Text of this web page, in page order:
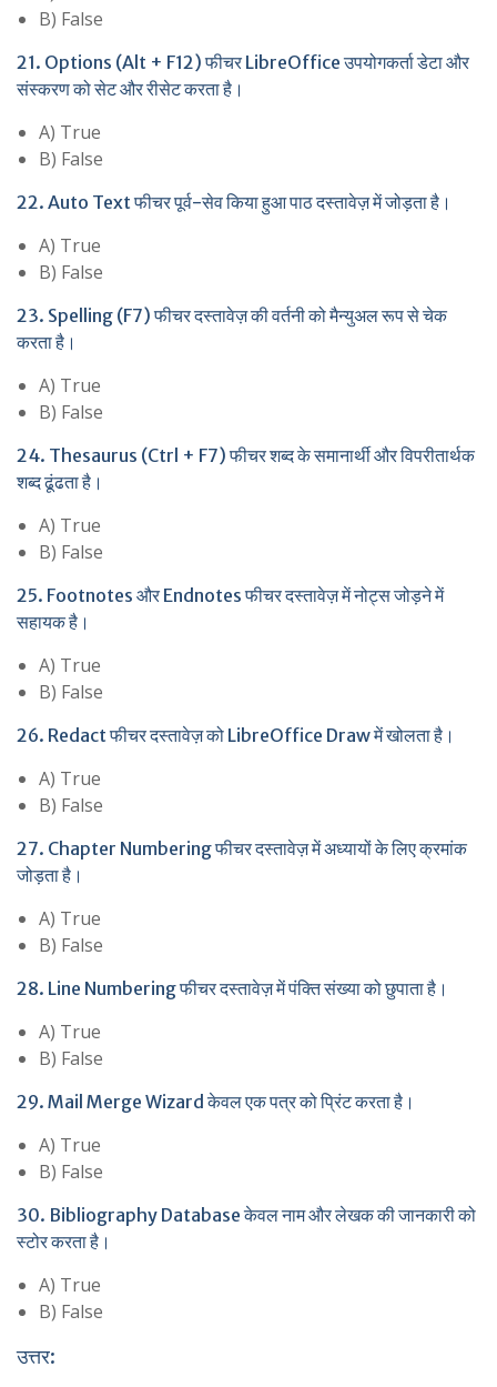
B) False
21. Options (Alt + F12) फीचर LibreOffice उपयोगकर्ता डेटा और
संस्करण को सेट और रीसेट करता है।
A) True
B) False
22. Auto Text फीचर पूर्व-सेव किया हुआ पाठ दस्तावेज़ में जोड़ता है।
A) True
B) False
23. Spelling (F7) फीचर दस्तावेज़ की वर्तनी को मैन्युअल रूप से चेक
करता है।
A) True
B) False
24. Thesaurus (Ctrl + F7) फीचर शब्द के समानार्थी और विपरीतार्थक
शब्द ढूंढता है।
A) True
B) False
25. Footnotes और Endnotes फीचर दस्तावेज़ में नोट्स जोड़ने में
सहायक है।
A) True
B) False
26. Redact फीचर दस्तावेज़ को LibreOffice Draw में खोलता है।
A) True
B) False
27. Chapter Numbering फीचर दस्तावेज़ में अध्यायों के लिए क्रमांक
जोड़ता है।
A) True
B) False
28. Line Numbering फीचर दस्तावेज़ में पंक्ति संख्या को छुपाता है।
A) True
B) False
29. Mail Merge Wizard केवल एक पत्र को प्रिंट करता है।
A) True
B) False
30. Bibliography Database केवल नाम और लेखक की जानकारी को
स्टोर करता है।
A) True
B) False
उत्तर: